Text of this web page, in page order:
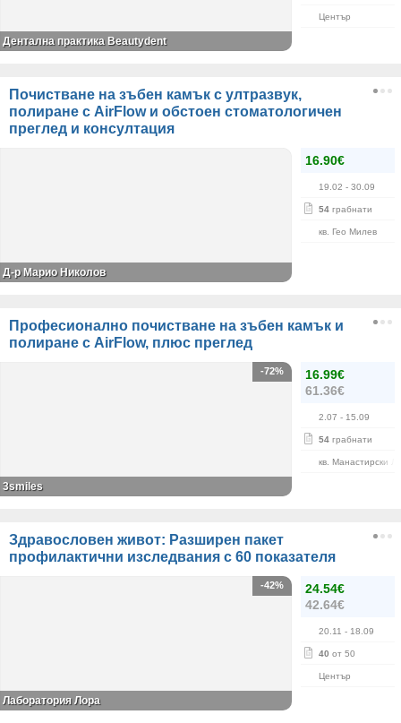
Център
Дентална практика Beautydent
Почистване на зъбен камък с ултразвук,
полиране с AirFlow и обстоен стоматологичен
преглед и консултация
16.90€
19.02 - 30.09
54 грабнати
кв. Гео Милев
Д-р Марио Николов
Професионално почистване на зъбен камък и
полиране с AirFlow, плюс преглед
16.99€
61.36€
2.07 - 15.09
54 грабнати
кв. Манастирски
-72%
3smiles
Здравословен живот: Разширен пакет
профилактични изследвания с 60 показателя
24.54€
42.64€
20.11 - 18.09
40 от 50
Център
-42%
Лаборатория Лора